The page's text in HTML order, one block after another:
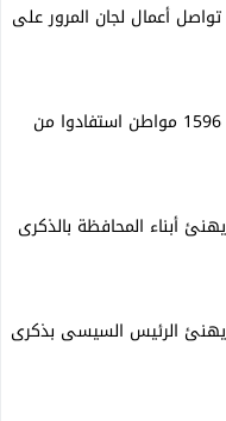
أعمال لجان المرور على
محافظ الدقهلية: 1596 مواطن استفادوا من
أبناء المحافظة بالذكرى
الرئيس السيسى بذكرى